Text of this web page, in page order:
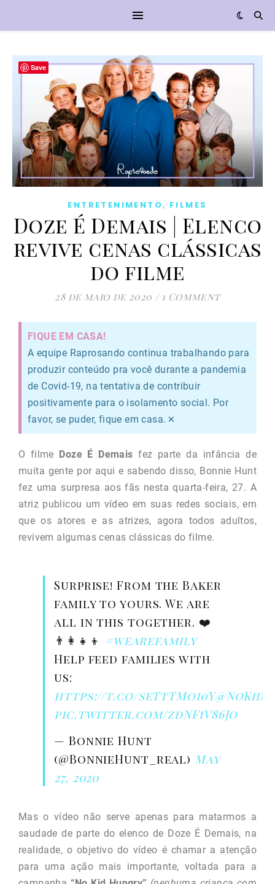
ENTRETENIMENTO, FILMES
Doze É Demais | Elenco
revive cenas clássicas
do filme
28 de maio de 2020 / 1 Comment
FIQUE EM CASA!
A equipe Raprosando continua trabalhando para
produzir conteúdo pra você durante a pandemia
de Covid-19, na tentativa de contribuir
positivamente para o isolamento social. Por
favor, se puder, fique em casa. ×
O filme Doze É Demais fez parte da infância de
muita gente por aqui e sabendo disso, Bonnie Hunt
fez uma surpresa aos fãs nesta quarta-feira, 27. A
atriz publicou um vídeo em suas redes sociais, em
que os atores e as atrizes, agora todos adultos,
revivem algumas cenas clássicas do filme.
Surprise! From the Baker
family to yours. We are
all in this together. ❤️
👨‍👩‍👧‍👦 #wearefamily
Help feed families with
us:
https://t.co/seTtTMoi0Y
pic.twitter.com/zdNFiV86Jo
— Bonnie Hunt
(@BonnieHunt_real) May
27, 2020
Mas o vídeo não serve apenas para matarmos a
saudade de parte do elenco de Doze É Demais, na
realidade, o objetivo do vídeo é chamar a atenção
para uma ação mais importante, voltada para a
Save